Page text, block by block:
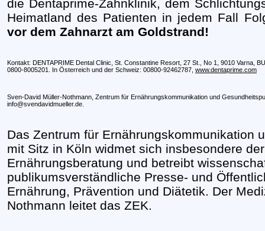
die Dentaprime-Zahnklinik, dem
Heimatland des Patienten in jedem Fall
vor dem Zahnarzt am Goldstrand!
Kontakt: DENTAPRIME Dental Clinic, St. Constantine Resort, 27 St., No 1, 9010 Varna ,
0800-8005201. In Österreich und der Schweiz: 00800-92462787, www.dentaprime.com
Sven-David Müller-Nothmann, Zentrum für Ernährungskommunikation und
info@svendavidmueller.de.
Das Zentrum für Ernährungskommunikation
mit Sitz in Köln widmet sich insbesondere
Ernährungsberatung und betreibt
publikumsverständliche Presse- und
Ernährung, Prävention und Diätetik. Der
Nothmann leitet das ZEK.